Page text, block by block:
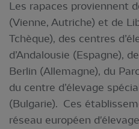
Les rapaces proviennent
(Vienne, Autriche) et de
Tchèque), des centres
d’Andalousie (Espagne),
Berlin (Allemagne), du
du centre d’élevage
(Bulgarie). Ces
réseau européen